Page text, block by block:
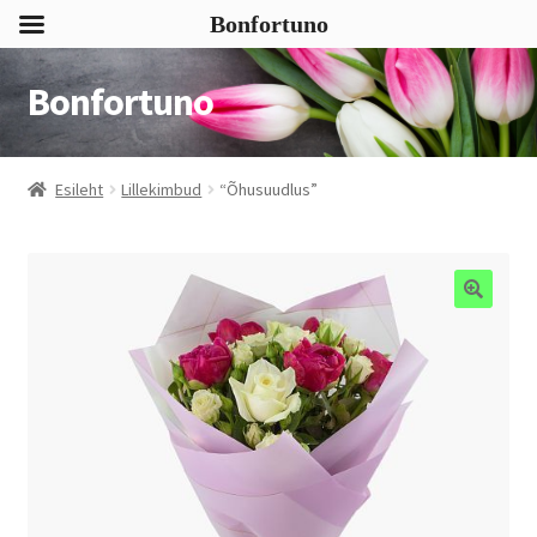
Liigu
navigeerimisele
Liigu
sisu
juurde
Bonfortuno
Esileht Lillekimbud “Õhusuudlus”
Bonfortuno